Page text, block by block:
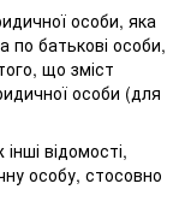
особи, яка
по батькові особи,
що зміст
особи (для
відомості,
особу, стосовно